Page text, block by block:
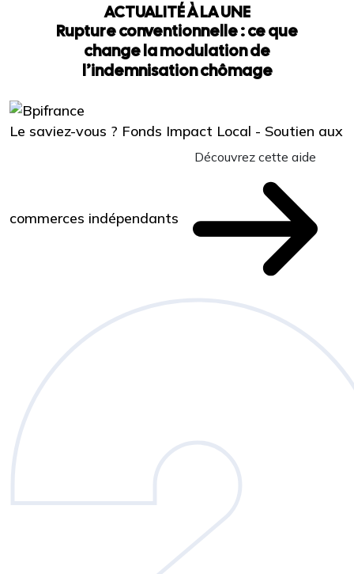
ACTUALITÉ À LA UNE
Rupture conventionnelle : ce que
change la modulation de
l’indemnisation chômage
Le saviez-vous ? Fonds Impact Local - Soutien aux
commerces indépendants
Découvrez cette aide